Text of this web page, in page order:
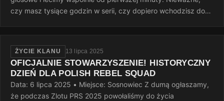
czy masz tysiące godzin w serii, czy dopiero wchodzisz do
ŻYCIE KLANU 13 lipca 2025
OFICJALNIE STOWARZYSZENIE! HISTORYCZNY
DZIEŃ DLA POLISH REBEL SQUAD
Data: 6 lipca 2025 • Miejsce: Sosnowiec Z dumą ogłaszamy,
że podczas Zlotu PRS 2025 powołaliśmy do życia